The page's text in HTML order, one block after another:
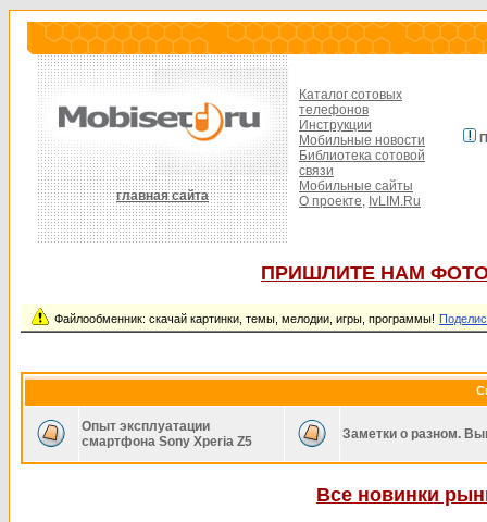
главная сайта
Каталог сотовых
телефонов
Инструкции
Мобильные новости
Библиотека сотовой
связи
Мобильные сайты
О проекте, IvLIM.Ru
ПРИШЛИТЕ НАМ
Файлообменник: скачай картинки, темы, мелодии, игры, программы!
Опыт эксплуатации
смартфона Sony Xperia Z5
Заметки о разном.
Все новинки